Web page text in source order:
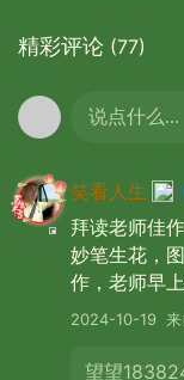
秋天
飘落岁月的素笺
用镜头记录时
诉说秋天的典
用诗意渲染一
精彩评论 (77)
说点什么...
笑看人生
拜读老师佳
妙笔生花，
作，老师早
2024-10-19
望望